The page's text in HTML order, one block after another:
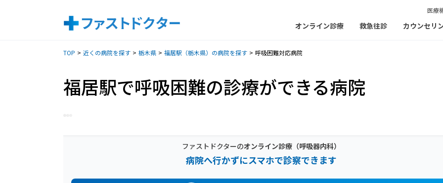
医療
オンライン診療 救急往診 カウンセリ
TOP 近くの病院を探す 栃木県 福居駅（栃木県）の病院を探す 呼吸困難対応病院
福居駅で呼吸困難の診療ができる病院
ファストドクターのオンライン診療（呼吸器内科）
病院へ行かずにスマホで診察できます